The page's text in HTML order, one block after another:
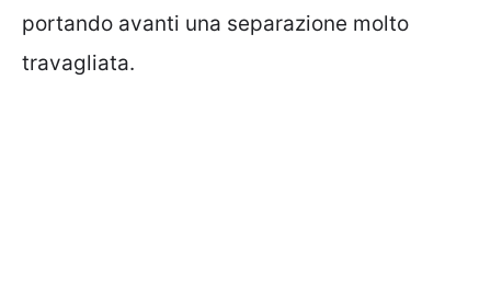
portando avanti una separazione molto
travagliata.